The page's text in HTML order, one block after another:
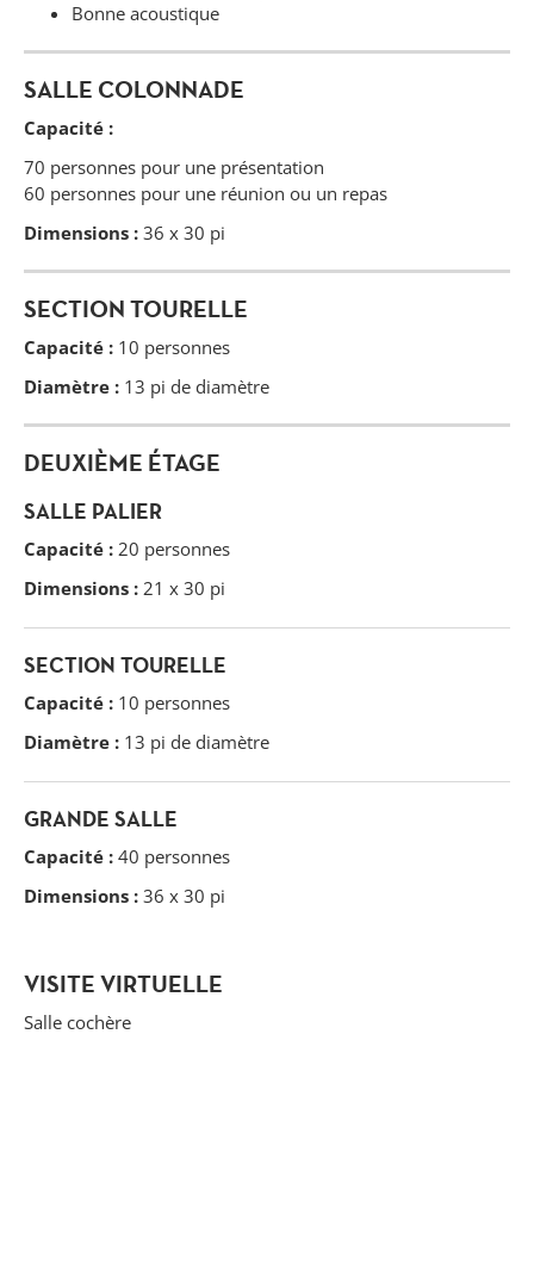
Bonne acoustique
SALLE COLONNADE
Capacité :
70 personnes pour une présentation
60 personnes pour une réunion ou un repas
Dimensions : 36 x 30 pi
SECTION TOURELLE
Capacité : 10 personnes
Diamètre : 13 pi de diamètre
DEUXIÈME ÉTAGE
SALLE PALIER
Capacité : 20 personnes
Dimensions : 21 x 30 pi
SECTION TOURELLE
Capacité : 10 personnes
Diamètre : 13 pi de diamètre
GRANDE SALLE
Capacité : 40 personnes
Dimensions : 36 x 30 pi
VISITE VIRTUELLE
Salle cochère